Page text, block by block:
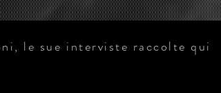
le sue interviste raccolte qui